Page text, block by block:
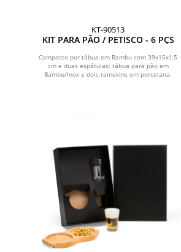
KT-90513
KIT PARA PÃO / PETISCO - 6 PÇS
Composto por tábua em Bambu com 39x15x1,5
cm e duas espátulas; tábua para pão em
Bambu/Inox e dois ramekins em porcelana.